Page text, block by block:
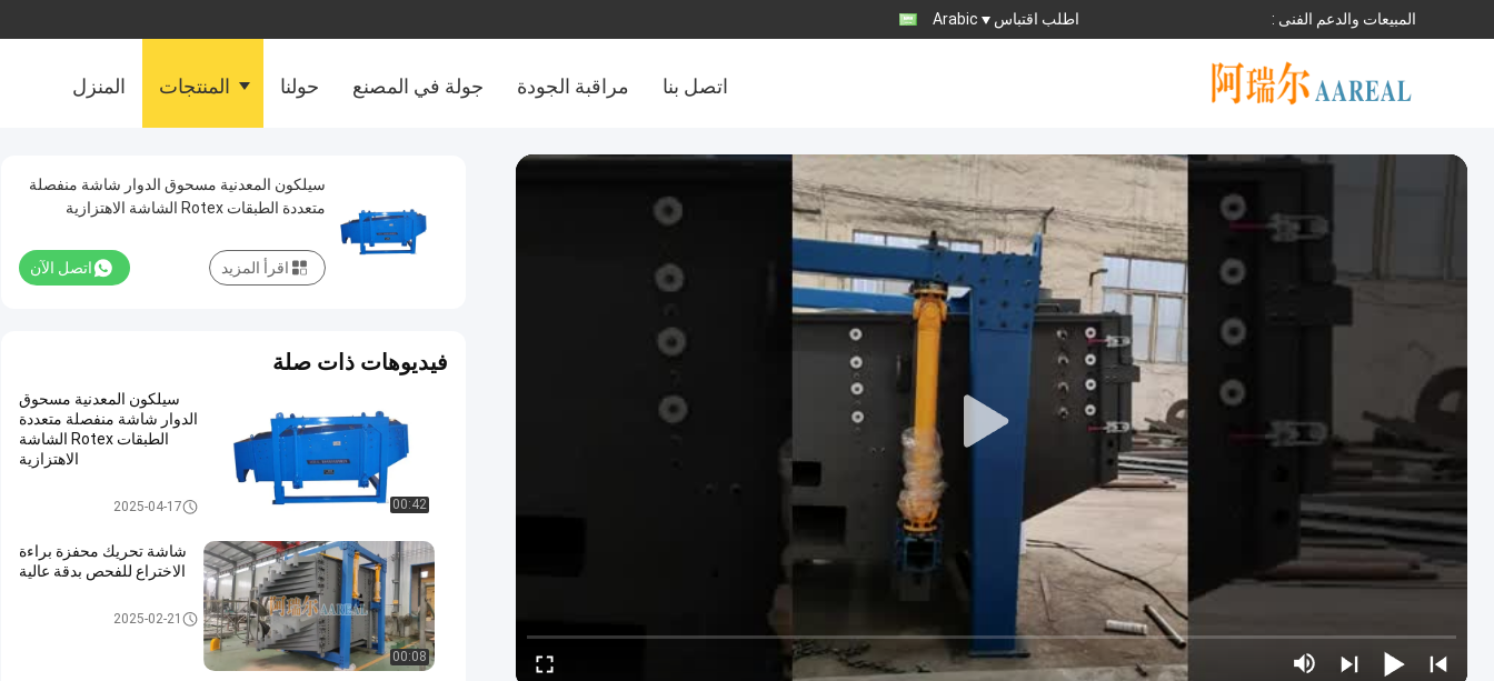
المبيعات والدعم الفنى : اطلب اقتباس Arabic
المنزل المنتجات حولنا جولة في المصنع مراقبة الجودة اتصل بنا
سيلكون المعدنية مسحوق الدوار شاشة منفصلة
متعددة الطبقات Rotex الشاشة الاهتزازية
اتصل الآن اقرأ المزيد
فيديوهات ذات صلة
00:42
سيلكون المعدنية مسحوق
الدوار شاشة منفصلة متعددة
الطبقات Rotex الشاشة
الاهتزازية
غربال شاشة الدوران2025-04-17
00:08
شاشة تحريك محفزة براءة
الاختراع للفحص بدقة عالية
غربال شاشة الدوران2025-02-21